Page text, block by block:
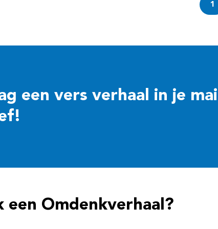
1
een vers verhaal in je
een Omdenkverhaal?